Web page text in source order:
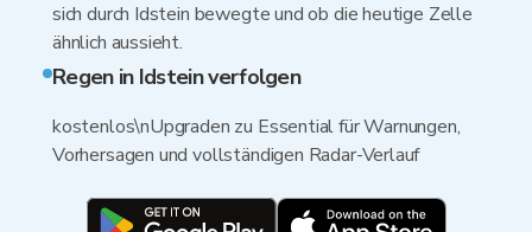
sich durch Idstein bewegte und ob die heutige Zelle
ähnlich aussieht.
Regen in Idstein verfolgen
kostenlos\nUpgraden zu Essential für Warnungen,
Vorhersagen und vollständigen Radar-Verlauf